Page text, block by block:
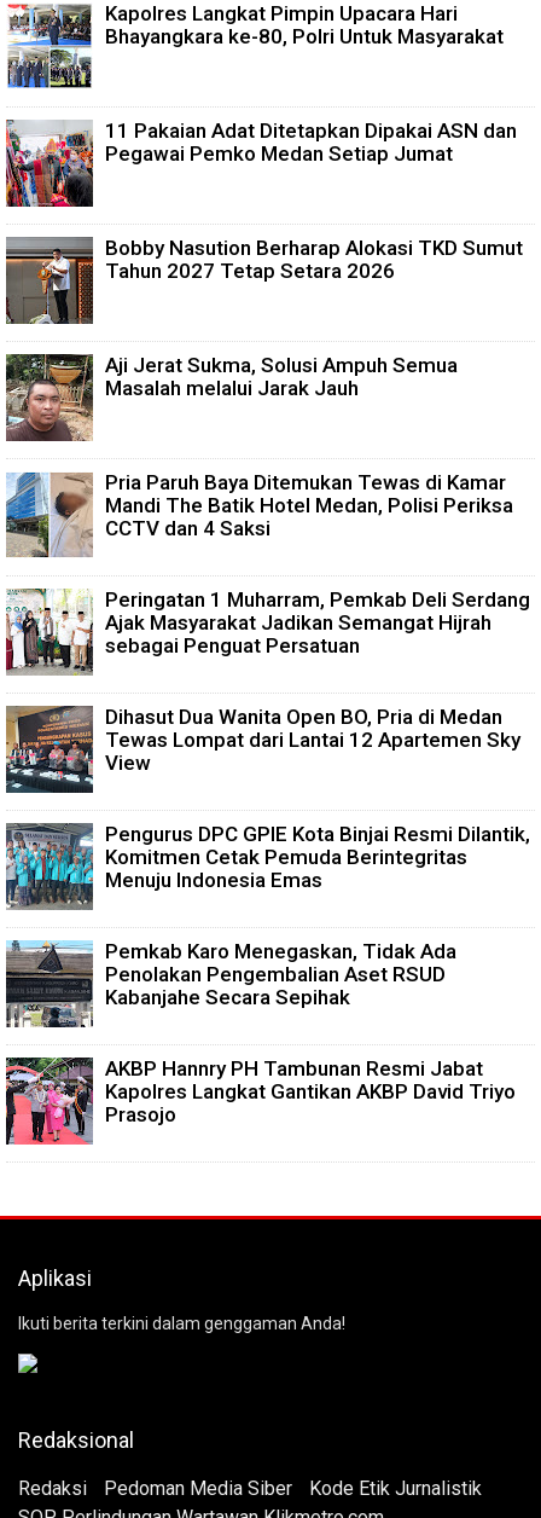
Kapolres Langkat Pimpin Upacara Hari
Bhayangkara ke-80, Polri Untuk Masyarakat
11 Pakaian Adat Ditetapkan Dipakai ASN dan
Pegawai Pemko Medan Setiap Jumat
Bobby Nasution Berharap Alokasi TKD Sumut
Tahun 2027 Tetap Setara 2026
Aji Jerat Sukma, Solusi Ampuh Semua
Masalah melalui Jarak Jauh
Pria Paruh Baya Ditemukan Tewas di Kamar
Mandi The Batik Hotel Medan, Polisi Periksa
CCTV dan 4 Saksi
Peringatan 1 Muharram, Pemkab Deli Serdang
Ajak Masyarakat Jadikan Semangat Hijrah
sebagai Penguat Persatuan
Dihasut Dua Wanita Open BO, Pria di Medan
Tewas Lompat dari Lantai 12 Apartemen Sky
View
Pengurus DPC GPIE Kota Binjai Resmi Dilantik,
Komitmen Cetak Pemuda Berintegritas
Menuju Indonesia Emas
Pemkab Karo Menegaskan, Tidak Ada
Penolakan Pengembalian Aset RSUD
Kabanjahe Secara Sepihak
AKBP Hannry PH Tambunan Resmi Jabat
Kapolres Langkat Gantikan AKBP David Triyo
Prasojo
Aplikasi
Ikuti berita terkini dalam genggaman Anda!
Redaksional
Redaksi Pedoman Media Siber
Kode Etik Jurnalistik